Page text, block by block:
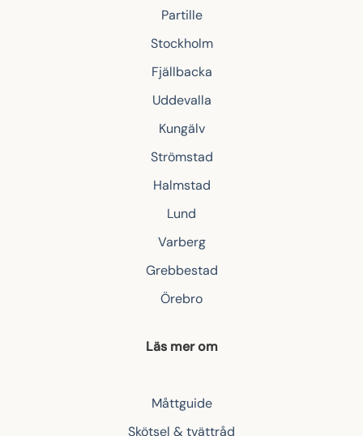
Partille
Stockholm
Fjällbacka
Uddevalla
Kungälv
Strömstad
Halmstad
Lund
Varberg
Grebbestad
Örebro
Läs mer om
Måttguide
Skötsel & tvättråd